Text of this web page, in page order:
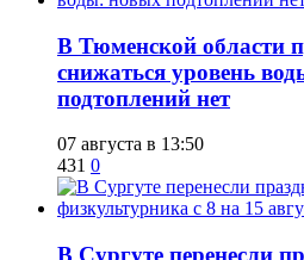
​В Тюменской области
снижаться уровень
подтоплений нет
07 августа в 13:50
431 0
​В Сургуте перенесли